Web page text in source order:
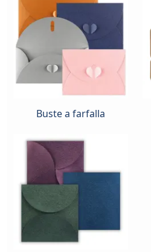
Buste a farfalla